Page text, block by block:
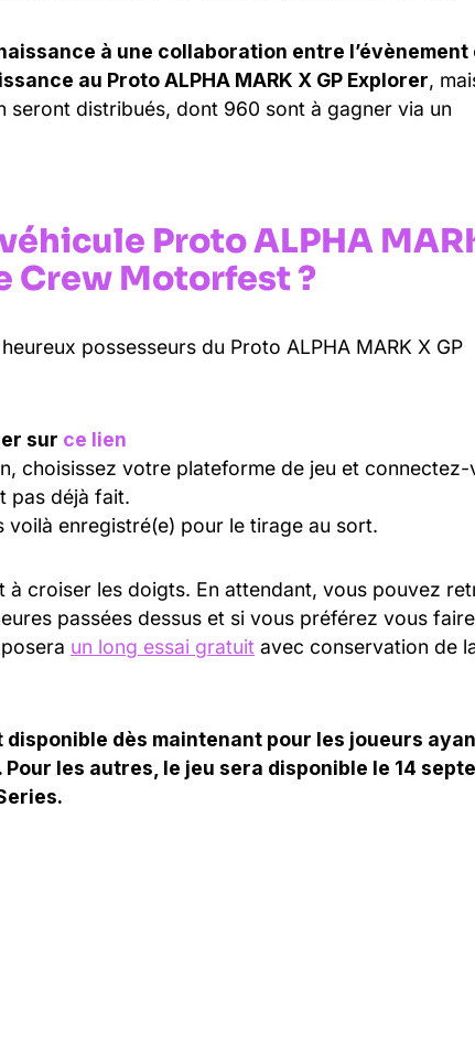
à une collaboration entre l’évènement
au Proto ALPHA MARK X GP Explorer,
seront distribués, dont 960 sont à gagner via un
Proto ALPHA
Crew Motorfest ?
possesseurs du Proto ALPHA MARK X GP
sur ce lien
choisissez votre plateforme de jeu et connectez-
pas déjà fait.
voilà enregistré(e) pour le tirage au sort.
à croiser les doigts. En attendant, vous pouvez
passées dessus et si vous préférez vous
un long essai gratuit avec conservation de
dès maintenant pour les joueurs
les autres, le jeu sera disponible le 14